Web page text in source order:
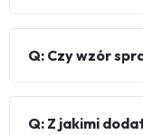
Q: Czy wzór
Q: Z jakimi